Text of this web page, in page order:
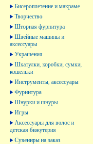
Бисероплетение и макраме
Творчество
Шторная фурнитура
Швейные машины и
аксессуары
Украшения
Шкатулки, коробки, сумки,
кошельки
Инструменты, аксессуары
Фурнитура
Шнурки и шнуры
Игры
Аксессуары для волос и
детская бижутерия
Сувениры на заказ